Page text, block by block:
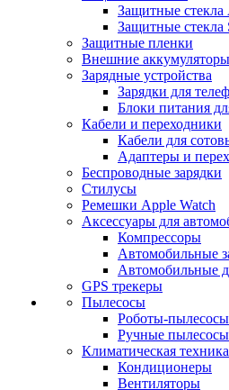
Защитные стекла
Защитные стекла
Защитные пленки
Внешние аккумуляторы
Зарядные устройства
Зарядки для
Блоки питания
Кабели и переходники
Кабели для
Адаптеры и
Беспроводные зарядки
Стилусы
Ремешки Apple Watch
Аксессуары для
Компрессоры
Автомобильные
Автомобильные
GPS трекеры
Пылесосы
Роботы-пылесосы
Ручные пылесосы
Климатическая техника
Кондиционеры
Вентиляторы